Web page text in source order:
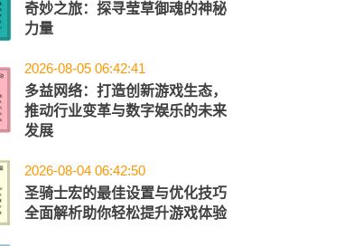
奇妙之旅：探寻莹草御魂的神秘
力量
2026-08-05 06:42:41
多益网络：打造创新游戏生态，
推动行业变革与数字娱乐的未来
发展
2026-08-04 06:42:50
圣骑士宏的最佳设置与优化技巧
全面解析助你轻松提升游戏体验